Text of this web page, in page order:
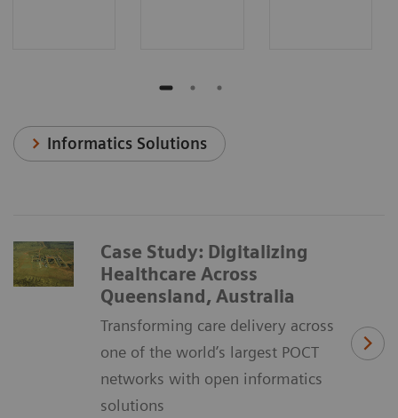
Informatics Solutions
Case Study: Digitalizing
Healthcare Across
Queensland, Australia
Transforming care delivery across
one of the world’s largest POCT
networks with open informatics
solutions